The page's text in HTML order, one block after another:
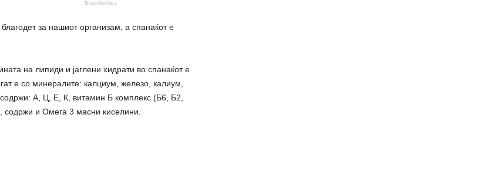
за нашиот организам, а спанаќот е
на липиди и јаглени хидрати во спанаќот е
е со минералите: калциум, железо, калиум,
А, Ц, Е, К, витамин Б комплекс (Б6, Б2,
и Омега 3 масни киселини.